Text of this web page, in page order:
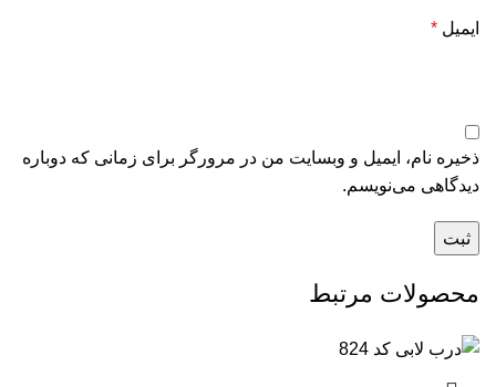
ایمیل *
ذخیره نام، ایمیل و وبسایت من در مرورگر برای زمانی که دوباره
دیدگاهی می‌نویسم.
محصولات مرتبط